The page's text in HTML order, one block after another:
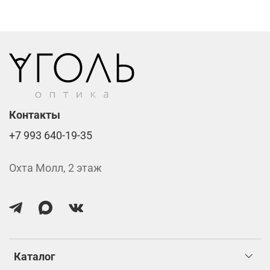
Каталог
Контакты
+7 993 640-19-35
Охта Молл, 2 этаж